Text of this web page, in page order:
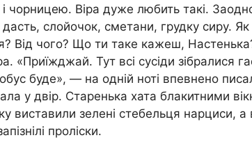
чорницею. Віра дуже любить такі.
дасть, слойочок, сметани, грудку сиру.
Від чого? Що ти таке кажеш,
«Приїжджай. Тут всі сусіди зібралися
буде», — на одній ноті впевнено
у двір. Старенька хата блакитними
виставили зелені стебельця нарциси,
проліски.